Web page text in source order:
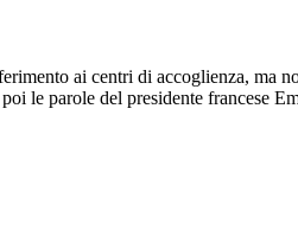
ai centri di accoglienza, ma
le parole del presidente francese